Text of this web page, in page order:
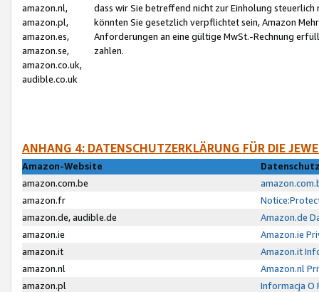
amazon.nl,
amazon.pl,
amazon.es,
amazon.se,
amazon.co.uk,
audible.co.uk
dass wir Sie betreffend nicht zur Einholung
könnten Sie gesetzlich verpflichtet sein, Amazon
Anforderungen an eine gültige MwSt.-Rechnung
zahlen.
ANHANG 4: DATENSCHUTZERKLÄRUNG FÜR DIE
Amazon-Website
amazon.com.be
amazon.fr
amazon.de, audible.de
Amazon.de
amazon.ie
Amazon.ie
amazon.it
Amazon.it
amazon.nl
Amazon.nl
amazon.pl
Informacja O